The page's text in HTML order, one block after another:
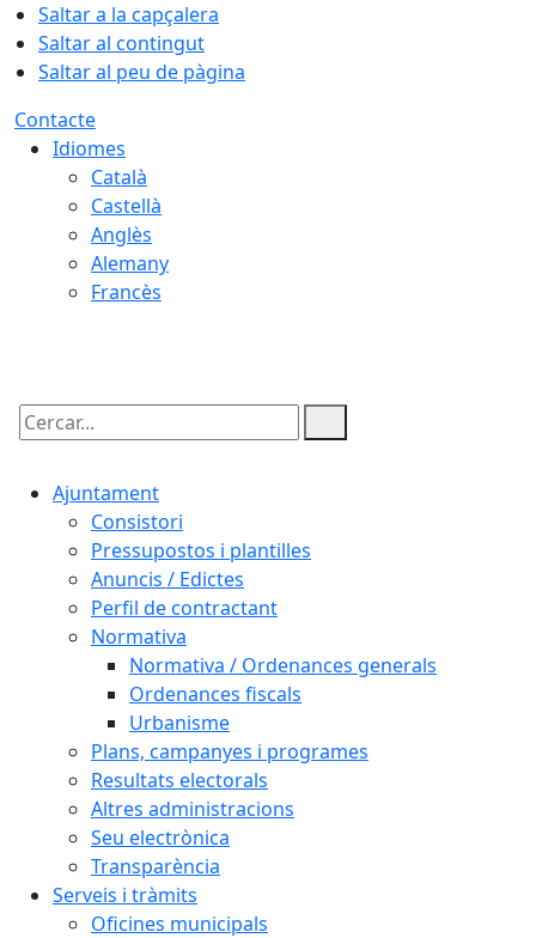
Saltar a la capçalera
Saltar al contingut
Saltar al peu de pàgina
Contacte
Idiomes
Català
Castellà
Anglès
Alemany
Francès
Cercar:
Ajuntament
Consistori
Pressupostos i plantilles
Anuncis / Edictes
Perfil de contractant
Normativa
Normativa / Ordenances generals
Ordenances fiscals
Urbanisme
Plans, campanyes i programes
Resultats electorals
Altres administracions
Seu electrònica
Transparència
Serveis i tràmits
Oficines municipals